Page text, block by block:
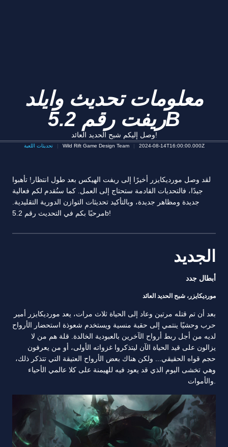
معلومات تحديث وايلد
ريفت رقم 5.2B
وصل إليكم شبح الحديد العائد!
تحديثات اللعبة Wild Rift Game Design Team 2024-08-14T16:00:00.000Z
لقد وصل مورديكايزر أخيرًا إلى ريفت الهيكس بعد طول انتظار! تأهبوا
جيدًا، فالتحديات القادمة ستحتاج إلى العمل. كما سنُقدم لكم فعالية
جديدة ومظاهر جديدة، وبالتأكيد تحديثات التوازن الدورية التقليدية.
مرحبًا بكم في التحديث رقم 5.2b!
الجديد
أبطال جدد
مورديكايزر، شبح الحديد العائد
بعد أن تم قتله مرتين وعاد إلى الحياة ثلاث مرات، يعد مورديكايزر أمير
حرب وحشيًا ينتمي إلى حقبة منسية ويستخدم شعوذة استحضار الأرواح
لديه من أجل ربط أرواح الآخرين بالعبودية الخالدة. قلة هم من لا
يزالون على قيد الحياة الآن ليتذكروا غزواته الأولى، أو من يعرفون
حجم قواه الحقيقي... ولكن هناك بعض الأرواح العتيقة التي تتذكر ذلك،
وهي تخشى اليوم الذي قد يعود فيه للهيمنة على كلا عالمي الأحياء